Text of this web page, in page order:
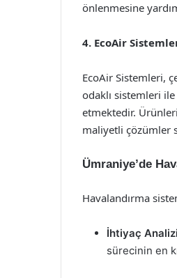
önlenmesine
4. EcoAir
EcoAir Sistemleri,
odaklı sistemleri
etmektedir.
maliyetli çözümler
Ümraniye’de
Havalandırma
İhtiyaç Analizi
sürecinin en